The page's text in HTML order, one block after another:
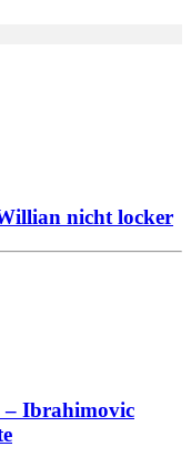
nicht locker
– Ibrahimovic